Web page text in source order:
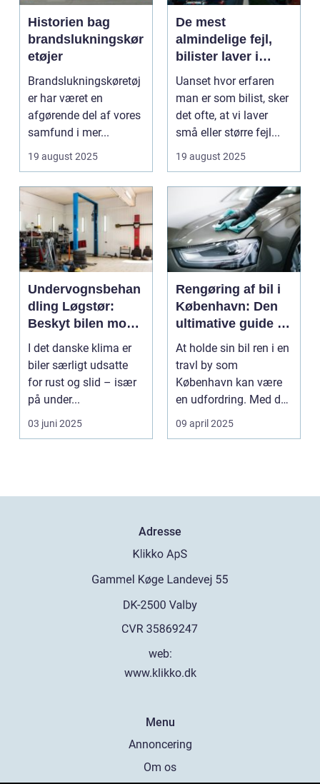
Historien bag
brandslukningskør
etøjer
Brandslukningskøretøj
er har været en
afgørende del af vores
samfund i mer...
19 august 2025
De mest
almindelige fejl,
bilister laver i
trafikken
Uanset hvor erfaren
man er som bilist, sker
det ofte, at vi laver
små eller større fejl...
19 august 2025
Undervognsbehan
dling Løgstør:
Beskyt bilen mod
rust og slid
I det danske klima er
biler særligt udsatte
for rust og slid – især
på under...
03 juni 2025
Rengøring af bil i
København: Den
ultimative guide til
en skinnende ren
At holde sin bil ren i en
travl by som
København kan være
en udfordring. Med de
mange g...
09 april 2025
Adresse
web:
www.klikko.dk
Menu
Annoncering
Om os